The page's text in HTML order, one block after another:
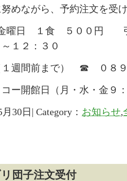
めながら、予約注文を受
金曜日 １食 ５００円
１２：３０
１週間前まで） ☎ ０８９
ー開館日（月・水・金９
30日| Category： お知らせ,
団子注文受付